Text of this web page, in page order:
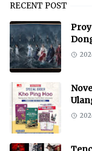
RECENT POST